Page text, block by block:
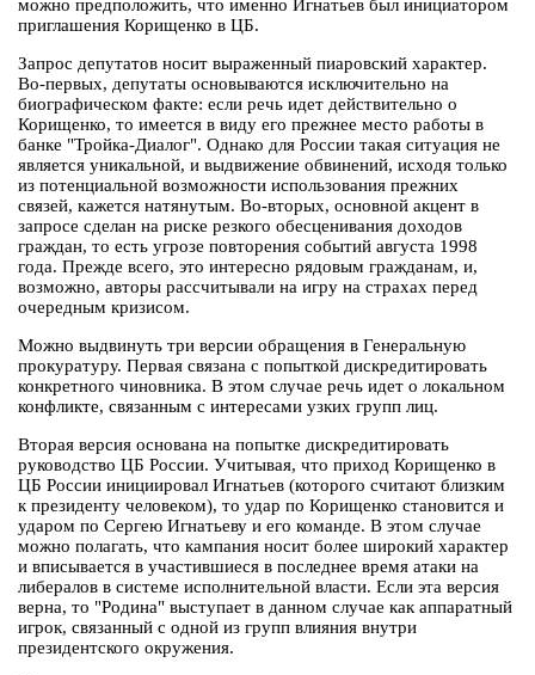
можно предположить, что именно Игнатьев был инициатором
приглашения Корищенко в ЦБ.
Запрос депутатов носит выраженный пиаровский характер.
Во-первых, депутаты основываются исключительно на
биографическом факте: если речь идет действительно о
Корищенко, то имеется в виду его прежнее место работы в
банке "Тройка-Диалог". Однако для России такая ситуация не
является уникальной, и выдвижение обвинений, исходя только
из потенциальной возможности использования прежних
связей, кажется натянутым. Во-вторых, основной акцент в
запросе сделан на риске резкого обесценивания доходов
граждан, то есть угрозе повторения событий августа 1998
года. Прежде всего, это интересно рядовым гражданам, и,
возможно, авторы рассчитывали на игру на страхах перед
очередным кризисом.
Можно выдвинуть три версии обращения в Генеральную
прокуратуру. Первая связана с попыткой дискредитировать
конкретного чиновника. В этом случае речь идет о локальном
конфликте, связанным с интересами узких групп лиц.
Вторая версия основана на попытке дискредитировать
руководство ЦБ России. Учитывая, что приход Корищенко в
ЦБ России инициировал Игнатьев (которого считают близким
к президенту человеком), то удар по Корищенко становится и
ударом по Сергею Игнатьеву и его команде. В этом случае
можно полагать, что кампания носит более широкий характер
и вписывается в участившиеся в последнее время атаки на
либералов в системе исполнительной власти. Если эта версия
верна, то "Родина" выступает в данном случае как аппаратный
игрок, связанный с одной из групп влияния внутри
президентского окружения.